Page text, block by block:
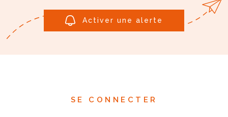
Activer une alerte
SE CONNECTER